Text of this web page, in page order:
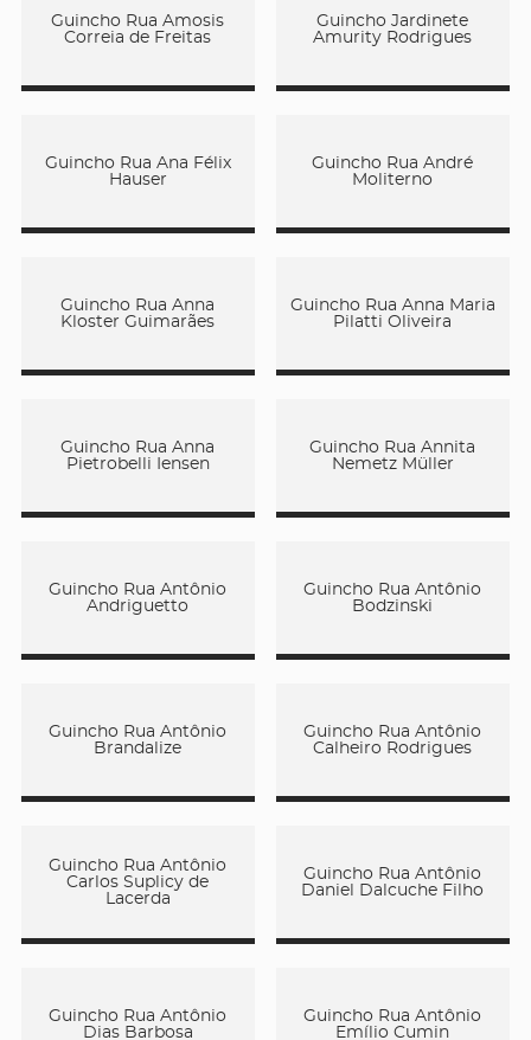
Guincho Rua Amosis
Correia de Freitas
Guincho Jardinete
Amurity Rodrigues
Guincho Rua Ana Félix
Hauser
Guincho Rua André
Moliterno
Guincho Rua Anna
Kloster Guimarães
Guincho Rua Anna Maria
Pilatti Oliveira
Guincho Rua Anna
Pietrobelli Iensen
Guincho Rua Annita
Nemetz Müller
Guincho Rua Antônio
Andriguetto
Guincho Rua Antônio
Bodzinski
Guincho Rua Antônio
Brandalize
Guincho Rua Antônio
Calheiro Rodrigues
Guincho Rua Antônio
Carlos Suplicy de
Lacerda
Guincho Rua Antônio
Daniel Dalcuche Filho
Guincho Rua Antônio
Dias Barbosa
Guincho Rua Antônio
Emílio Cumin